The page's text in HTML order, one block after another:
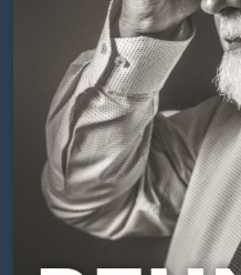
Queer Muslims in Europe
Seks en Stigma over Grenzen